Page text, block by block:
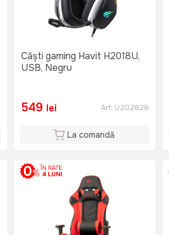
Căști gaming Havit H2018U,
USB, Negru
549 lei Art: U202828
La comandă